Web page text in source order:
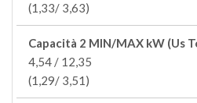
(1,33/ 3,63)
Capacità 2 MIN/MAX kW (Us
4,54 / 12,35
(1,29/ 3,51)